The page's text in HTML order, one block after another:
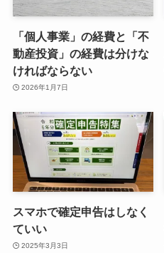
「個人事業」の経費と「不
動産投資」の経費は分けな
ければならない
2026年1月7日
スマホで確定申告はしなく
ていい
2025年3月3日